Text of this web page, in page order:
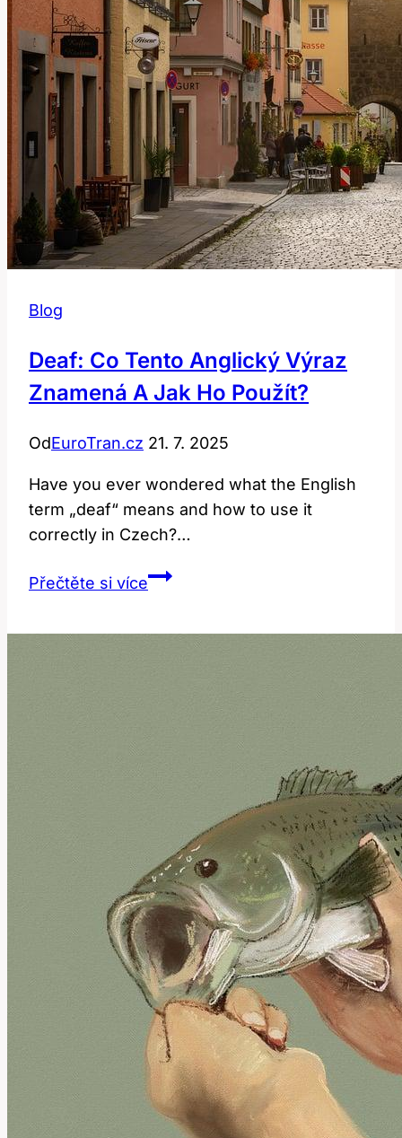
Blog
Deaf: Co Tento Anglický Výraz
Znamená A Jak Ho Použít?
OdEuroTran.cz 21. 7. 2025
Have you ever wondered what the English
term „deaf“ means and how to use it
correctly in Czech?…
Přečtěte si víceDeaf:
Anglický